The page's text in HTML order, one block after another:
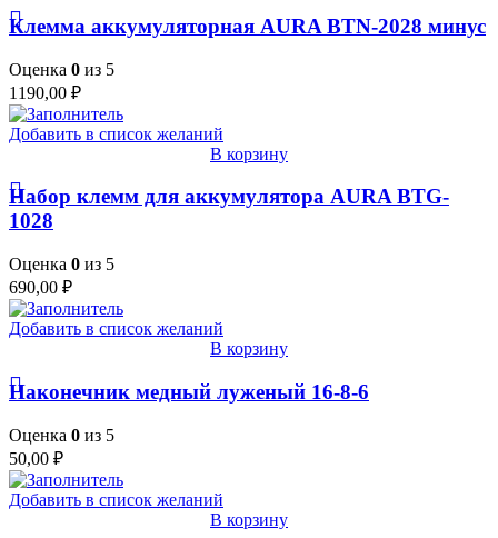
Клемма аккумуляторная AURA BTN-2028 минус
Оценка 0 из 5
1190,00 ₽
Добавить в список желаний
В корзину
Набор клемм для аккумулятора AURA BTG-
1028
Оценка 0 из 5
690,00 ₽
Добавить в список желаний
В корзину
Наконечник медный луженый 16-8-6
Оценка 0 из 5
50,00 ₽
Добавить в список желаний
В корзину